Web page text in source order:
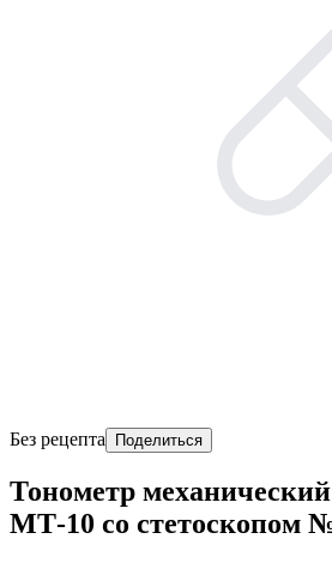
Без рецепта Поделиться
Тонометр
МТ-10 со стетоскопом